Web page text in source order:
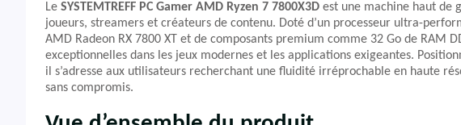
Le SYSTEMTREFF PC Gamer AMD Ryzen 7 7800X3D est une machine haut de
joueurs, streamers et créateurs de contenu. Doté d’un processeur ultra-
AMD Radeon RX 7800 XT et de composants premium comme 32 Go de RAM
exceptionnelles dans les jeux modernes et les applications exigeantes.
il s’adresse aux utilisateurs recherchant une fluidité irréprochable en haute
sans compromis.